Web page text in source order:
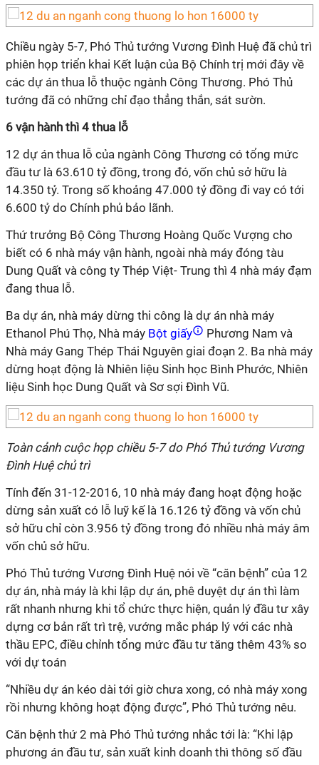
Chiều ngày 5-7, Phó Thủ tướng Vương Đình Huệ đã chủ trì
phiên họp triển khai Kết luận của Bộ Chính trị mới đây về
các dự án thua lỗ thuộc ngành Công Thương. Phó Thủ
tướng đã có những chỉ đạo thẳng thắn, sát sườn.
6 vận hành thì 4 thua lỗ
12 dự án thua lỗ của ngành Công Thương có tổng mức
đầu tư là 63.610 tỷ đồng, trong đó, vốn chủ sở hữu là
14.350 tỷ. Trong số khoảng 47.000 tỷ đồng đi vay có tới
6.600 tỷ do Chính phủ bảo lãnh.
Thứ trưởng Bộ Công Thương Hoàng Quốc Vượng cho
biết có 6 nhà máy vận hành, ngoài nhà máy đóng tàu
Dung Quất và công ty Thép Việt- Trung thì 4 nhà máy đạm
đang thua lỗ.
Ba dự án, nhà máy dừng thi công là dự án nhà máy
Ethanol Phú Thọ, Nhà máy Bột giấy
Phương Nam và
Nhà máy Gang Thép Thái Nguyên giai đoạn 2. Ba nhà máy
dừng hoạt động là Nhiên liệu Sinh học Bình Phước, Nhiên
liệu Sinh học Dung Quất và Sơ sợi Đình Vũ.
Toàn cảnh cuộc họp chiều 5-7 do Phó Thủ tướng Vương
Đình Huệ chủ trì
Tính đến 31-12-2016, 10 nhà máy đang hoạt động hoặc
dừng sản xuất có lỗ luỹ kế là 16.126 tỷ đồng và vốn chủ
sở hữu chỉ còn 3.956 tỷ đồng trong đó nhiều nhà máy âm
vốn chủ sở hữu.
Phó Thủ tướng Vương Đình Huệ nói về “căn bệnh” của 12
dự án, nhà máy là khi lập dự án, phê duyệt dự án thì làm
rất nhanh nhưng khi tổ chức thực hiện, quản lý đầu tư xây
dựng cơ bản rất trì trệ, vướng mắc pháp lý với các nhà
thầu EPC, điều chỉnh tổng mức đầu tư tăng thêm 43% so
với dự toán
“Nhiều dự án kéo dài tới giờ chưa xong, có nhà máy xong
rồi nhưng không hoạt động được”, Phó Thủ tướng nêu.
Căn bệnh thứ 2 mà Phó Thủ tướng nhắc tới là: “Khi lập
phương án đầu tư, sản xuất kinh doanh thì thông số đầu